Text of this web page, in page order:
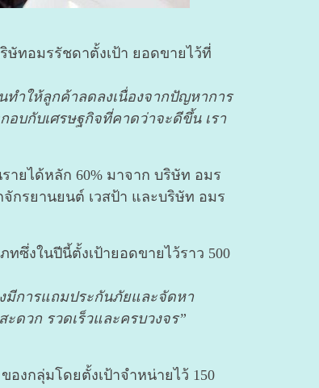
ษัทอมรรัชดาตั้งเป้า ยอดขายไว้ที่
ำให้ลูกค้าลดลงเนื่องจากปัญหาการ
บกับเศรษฐกิจที่คาดว่าจะดีขึ้น เรา
ายได้หลัก 60% มาจาก บริษัท อมร
กรยานยนต์ เวสป้า และบริษัท อมร
ซึ่งในปีนี้ตั้งเป้ายอดขายไว้ราว 500
มีการแถมประกันภัยและจัดหา
ดวก รวดเร็วและครบวงจร”
งกลุ่มโดยตั้งเป้าจำหน่ายไว้ 150